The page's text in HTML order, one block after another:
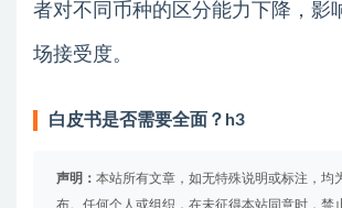
者对不同币种的区分能力下降，影
场接受度。
白皮书是否需要全面？h3
声明： 本站所有文章，如无特殊说明或标注，均
布。任何个人或组织，在未征得本站同意时，禁